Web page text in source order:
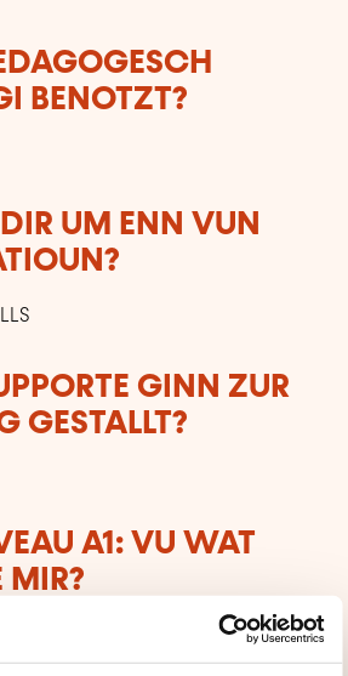
BENOTZT?
UM ENN VUN
GINN ZUR
GESTALLT?
A1: VU WAT
MIR?
Niveau erreecht huet: